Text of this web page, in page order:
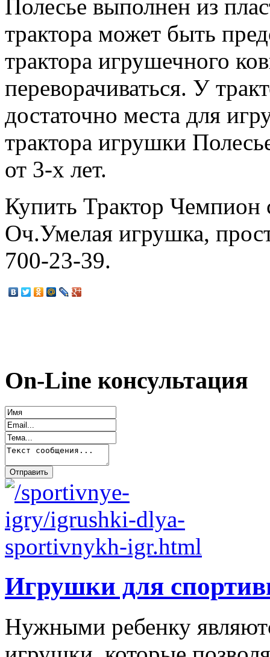
Полесье выполнен из
трактора может быть
трактора игрушечного
переворачиваться. У
достаточно места для
трактора игрушки
от 3-х лет.
Купить Трактор
Оч.Умелая игрушка,
700-23-39.
On-Line консультация
Игрушки для
Нужными ребенку